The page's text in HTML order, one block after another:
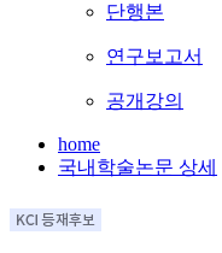
단행본
연구보고서
공개강의
home
국내학술논문 상세